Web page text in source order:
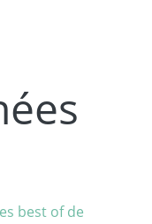
best of de